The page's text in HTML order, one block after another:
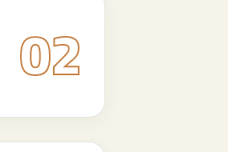
02